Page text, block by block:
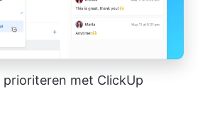
met ClickUp